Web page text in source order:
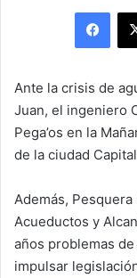
Ante la crisis de
Juan, el ingeniero
Pega’os en la
de la ciudad
Además,
Acueductos y
años problemas
impulsar